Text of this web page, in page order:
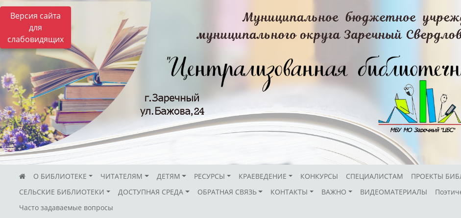
Версия сайта
для
слабовидящих
О БИБЛИОТЕКЕ ЧИТАТЕЛЯМ ДЕТЯМ РЕСУРСЫ КРАЕВЕДЕНИЕ КОНКУРСЫ СПЕЦИАЛИСТАМ ПРОЕКТЫ
СЕЛЬСКИЕ БИБЛИОТЕКИ
ДОСТУПНАЯ СРЕДА ОБРАТНАЯ СВЯЗЬ КОНТАКТЫ ВАЖНО ВИДЕОМАТЕРИАЛЫ
Часто задаваемые вопросы